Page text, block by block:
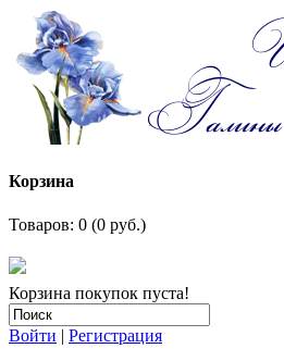
Корзина
Товаров: 0 (0 руб.)
Корзина покупок пуста!
Войти | Регистрация